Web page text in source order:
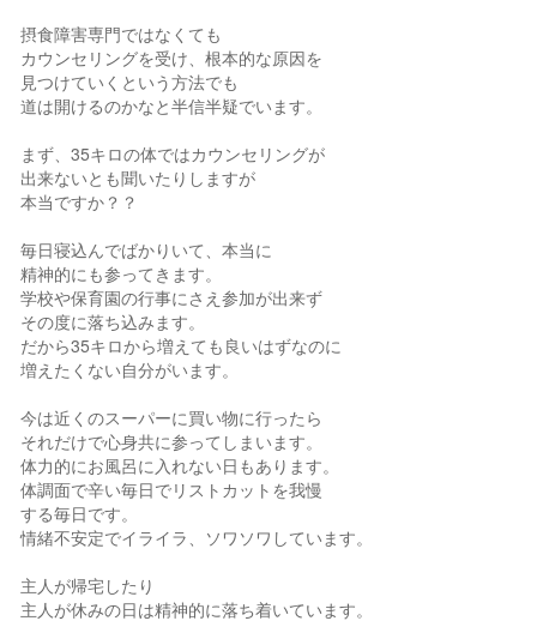
摂食障害専門ではなくても
カウンセリングを受け、根本的な原因を
見つけていくという方法でも
道は開けるのかなと半信半疑でいます。
まず、35キロの体ではカウンセリングが
出来ないとも聞いたりしますが
本当ですか？？
毎日寝込んでばかりいて、本当に
精神的にも参ってきます。
学校や保育園の行事にさえ参加が出来ず
その度に落ち込みます。
だから35キロから増えても良いはずなのに
増えたくない自分がいます。
今は近くのスーパーに買い物に行ったら
それだけで心身共に参ってしまいます。
体力的にお風呂に入れない日もあります。
体調面で辛い毎日でリストカットを我慢
する毎日です。
情緒不安定でイライラ、ソワソワしています。
主人が帰宅したり
主人が休みの日は精神的に落ち着いています。